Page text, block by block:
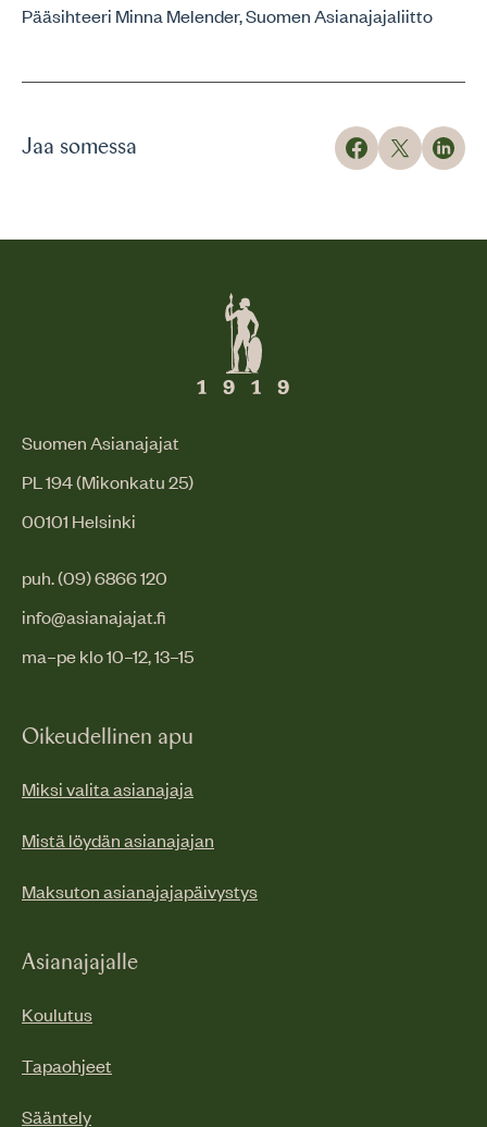
Pääsihteeri Minna Melender, Suomen Asianajajaliitto
Jaa somessa
Suomen Asianajajat
PL 194 (Mikonkatu 25)
00101 Helsinki
puh. (09) 6866 120
info@asianajajat.fi
ma–pe klo 10–12, 13–15
Oikeudellinen apu
Miksi valita asianajaja
Mistä löydän asianajajan
Maksuton asianajajapäivystys
Asianajajalle
Koulutus
Tapaohjeet
Sääntely